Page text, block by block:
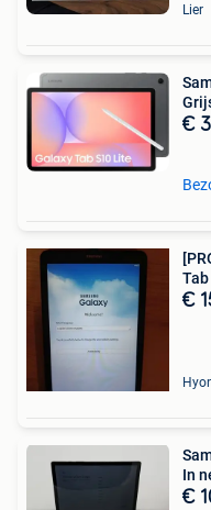
Lier
€
Tab
€
In
€